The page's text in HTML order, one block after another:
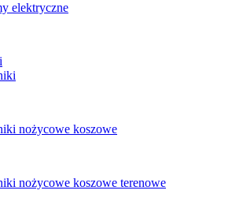
elektryczne
nożycowe koszowe
nożycowe koszowe terenowe